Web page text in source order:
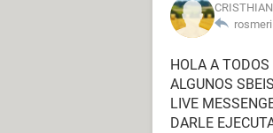
CRISTHIAN
HOLA A TODOS
ALGUNOS
LIVE
DARLE